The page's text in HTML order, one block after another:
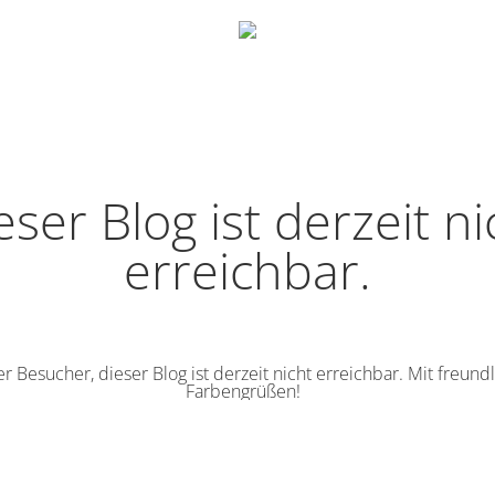
Blog ist derzeit
erreichbar.
Besucher, dieser Blog ist derzeit nicht erreichbar. Mit
Farbengrüßen!